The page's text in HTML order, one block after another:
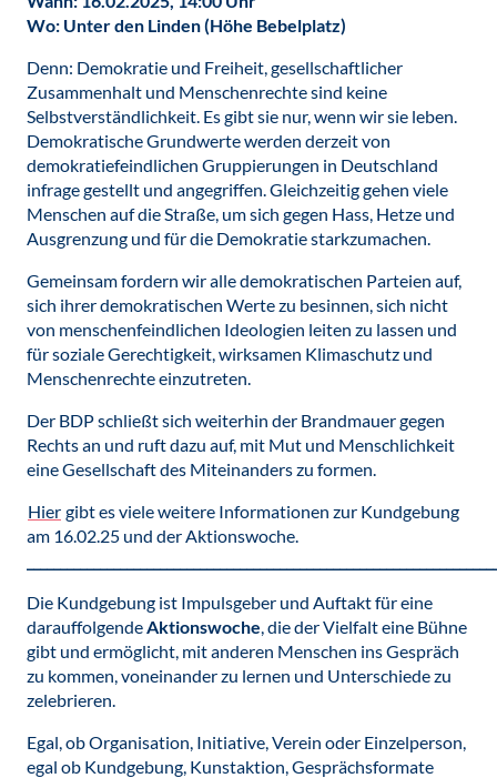
Wo: Unter den Linden (Höhe Bebelplatz)
Denn: Demokratie und Freiheit, gesellschaftlicher
Zusammenhalt und Menschenrechte sind keine
Selbstverständlichkeit. Es gibt sie nur, wenn wir sie leben.
Demokratische Grundwerte werden derzeit von
demokratiefeindlichen Gruppierungen in Deutschland
infrage gestellt und angegriffen. Gleichzeitig gehen viele
Menschen auf die Straße, um sich gegen Hass, Hetze und
Ausgrenzung und für die Demokratie starkzumachen.
Gemeinsam fordern wir alle demokratischen Parteien auf,
sich ihrer demokratischen Werte zu besinnen, sich nicht
von menschenfeindlichen Ideologien leiten zu lassen und
für soziale Gerechtigkeit, wirksamen Klimaschutz und
Menschenrechte einzutreten.
Der BDP schließt sich weiterhin der Brandmauer gegen
Rechts an und ruft dazu auf, mit Mut und Menschlichkeit
eine Gesellschaft des Miteinanders zu formen.
Hier gibt es viele weitere Informationen zur Kundgebung
am 16.02.25 und der Aktionswoche.
Die Kundgebung ist Impulsgeber und Auftakt für eine
darauffolgendeAktionswoche, die der Vielfalt eine Bühne
gibt und ermöglicht, mit anderen Menschen ins Gespräch
zu kommen, voneinander zu lernen und Unterschiede zu
zelebrieren.
Egal, ob Organisation, Initiative, Verein oder Einzelperson,
egal ob Kundgebung, Kunstaktion, Gesprächsformate